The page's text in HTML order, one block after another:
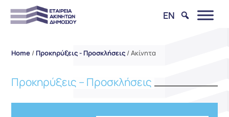
EN
Home / Προκηρύξεις - Προσκλήσεις /Ακίνητα
Προκηρύξεις – Προσκλήσεις